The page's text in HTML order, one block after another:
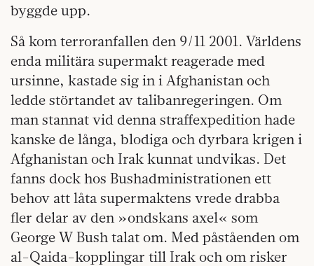
byggde upp.
Så kom terroranfallen den 9/11 2001. Världens
enda militära supermakt reagerade med
ursinne, kastade sig in i Afghanistan och
ledde störtandet av talibanregeringen. Om
man stannat vid denna straffexpedition hade
kanske de långa, blodiga och dyrbara krigen i
Afghanistan och Irak kunnat undvikas. Det
fanns dock hos Bushadministrationen ett
behov att låta supermaktens vrede drabba
fler delar av den »ondskans axel« som
George W Bush talat om. Med påståenden om
al-Qaida-kopplingar till Irak och om risker